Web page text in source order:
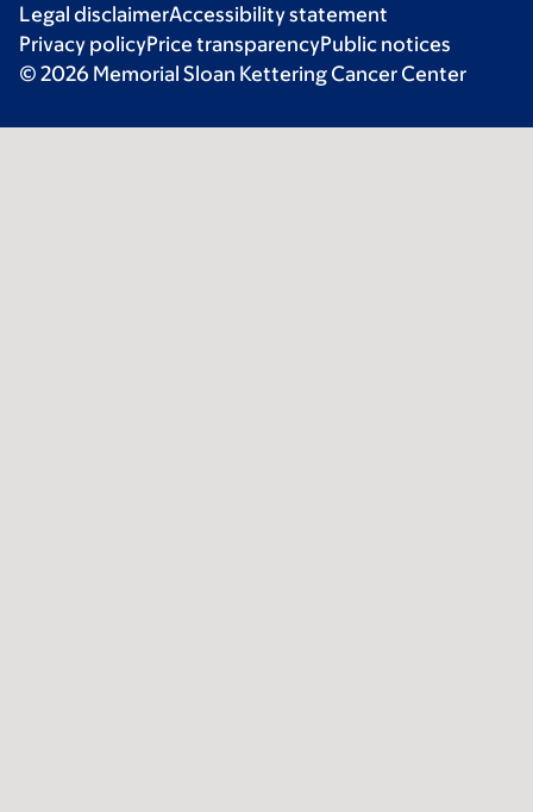
Legal disclaimerAccessibility statement
Privacy policyPrice transparencyPublic notices
© 2026 Memorial Sloan Kettering Cancer Center